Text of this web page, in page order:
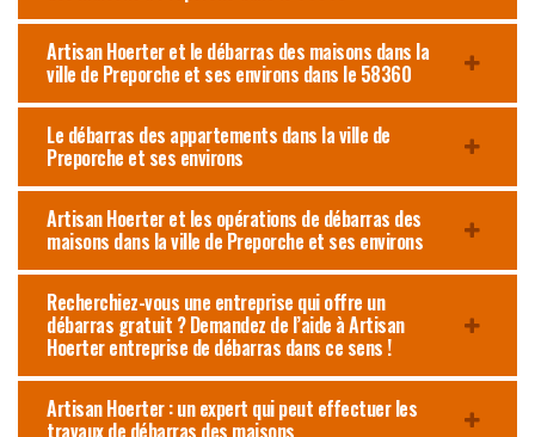
Artisan Hoerter et le débarras des maisons dans la
ville de Preporche et ses environs dans le 58360
Le débarras des appartements dans la ville de
Preporche et ses environs
Artisan Hoerter et les opérations de débarras des
maisons dans la ville de Preporche et ses environs
Recherchiez-vous une entreprise qui offre un
débarras gratuit ? Demandez de l’aide à Artisan
Hoerter entreprise de débarras dans ce sens !
Artisan Hoerter : un expert qui peut effectuer les
travaux de débarras des maisons